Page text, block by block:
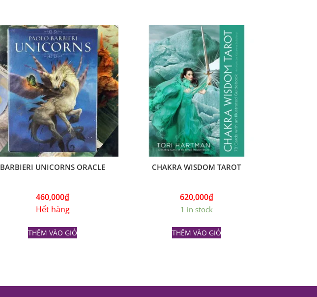
BARBIERI UNICORNS ORACLE
460,000₫
Hết hàng
THÊM VÀO GIỎ
CHAKRA WISDOM TAROT
620,000₫
1 in stock
THÊM VÀO GIỎ